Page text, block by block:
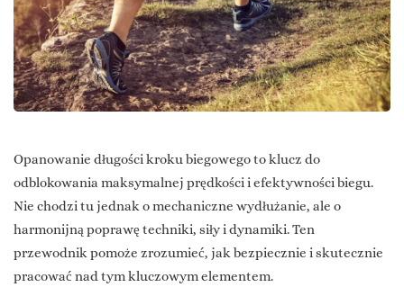
Opanowanie długości kroku biegowego to klucz do
odblokowania maksymalnej prędkości i efektywności biegu.
Nie chodzi tu jednak o mechaniczne wydłużanie, ale o
harmonijną poprawę techniki, siły i dynamiki. Ten
przewodnik pomoże zrozumieć, jak bezpiecznie i skutecznie
pracować nad tym kluczowym elementem.